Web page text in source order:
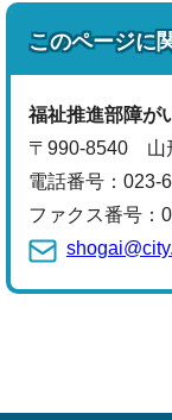
このページに
福祉推進部障が
〒990-8540 山
電話番号： 023-
ファクス番号：